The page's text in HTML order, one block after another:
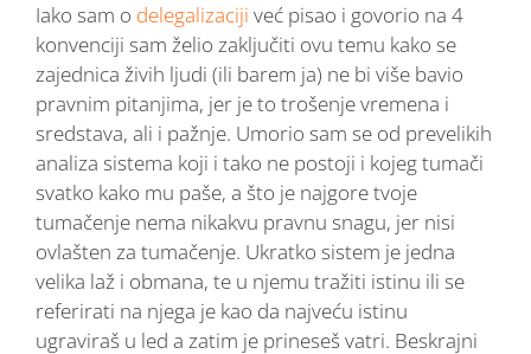
Iako sam o delegalizaciji već pisao i govorio na 4
konvenciji sam želio zaključiti ovu temu kako se
zajednica živih ljudi (ili barem ja) ne bi više bavio
pravnim pitanjima, jer je to trošenje vremena i
sredstava, ali i pažnje. Umorio sam se od prevelikih
analiza sistema koji i tako ne postoji i kojeg tumači
svatko kako mu paše, a što je najgore tvoje
tumačenje nema nikakvu pravnu snagu, jer nisi
ovlašten za tumačenje. Ukratko sistem je jedna
velika laž i obmana, te u njemu tražiti istinu ili se
referirati na njega je kao da najveću istinu
ugraviraš u led a zatim je prineseš vatri. Beskrajni